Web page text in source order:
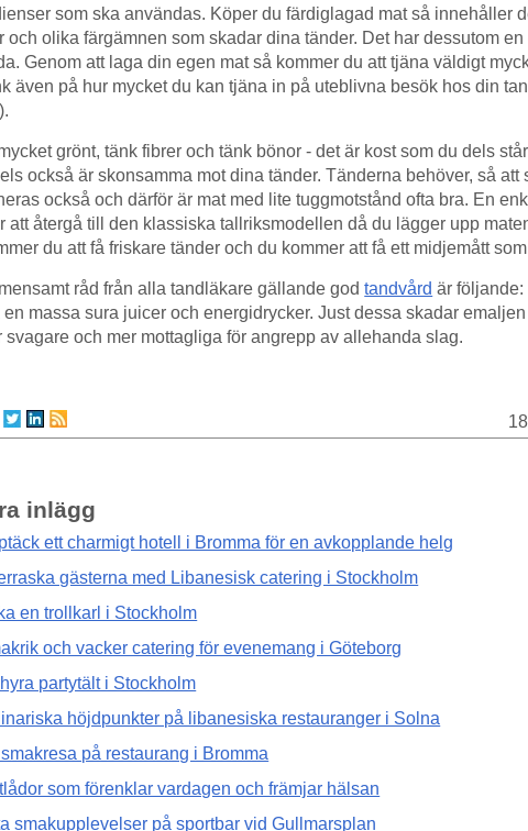
som ska användas. Köper du färdiglagad mat så innehåller
och olika färgämnen som skadar dina tänder. Det har dessutom
Genom att laga din egen mat så kommer du att tjäna väldigt
även på hur mycket du kan tjäna in på uteblivna besök hos din
grönt, tänk fibrer och tänk bönor - det är kost som du dels
också är skonsamma mot dina tänder. Tänderna behöver, så att
också och därför är mat med lite tuggmotstånd ofta bra. En
att återgå till den klassiska tallriksmodellen då du lägger upp
du att få friskare tänder och du kommer att få ett midjemått
råd från alla tandläkare gällande godtandvård är
en massa sura juicer och energidrycker. Just dessa skadar
svagare och mer mottagliga för angrepp av allehanda slag.
inlägg
ett charmigt hotell i Bromma för en avkopplande helg
gästerna med Libanesisk catering i Stockholm
en trollkarl i Stockholm
och vacker catering för evenemang i Göteborg
partytält i Stockholm
höjdpunkter på libanesiska restauranger i Solna
på restaurang i Bromma
som förenklar vardagen och främjar hälsan
smakupplevelser på sportbar vid Gullmarsplan